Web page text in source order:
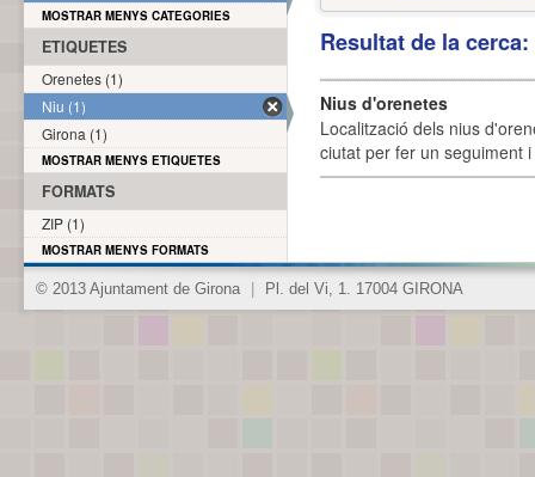
Resultat de la
Nius d'orenetes
Localització dels nius
ciutat per fer un seguiment
MOSTRAR MENYS CATEGORIES
ETIQUETES
Orenetes (1)
Niu (1)
Girona (1)
MOSTRAR MENYS ETIQUETES
FORMATS
ZIP (1)
MOSTRAR MENYS FORMATS
© 2013 Ajuntament de Girona Pl. del Vi, 1. 17004 GIRONA